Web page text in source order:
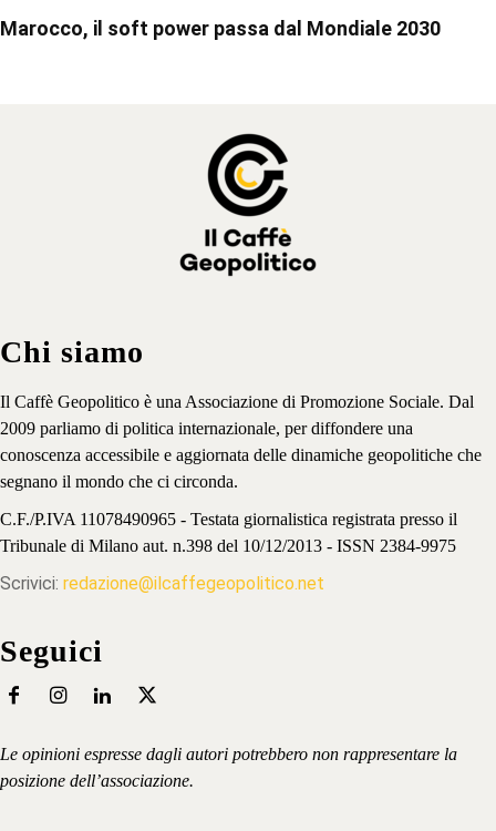
Marocco, il soft power passa dal Mondiale 2030
Chi siamo
Il Caffè Geopolitico è una Associazione di Promozione Sociale. Dal
2009 parliamo di politica internazionale, per diffondere una
conoscenza accessibile e aggiornata delle dinamiche geopolitiche che
segnano il mondo che ci circonda.
C.F./P.IVA 11078490965 - Testata giornalistica registrata presso il
Tribunale di Milano aut. n.398 del 10/12/2013 - ISSN 2384-9975
Scrivici: redazione@ilcaffegeopolitico.net
Seguici
Le opinioni espresse dagli autori potrebbero non rappresentare la
posizione dell’associazione.